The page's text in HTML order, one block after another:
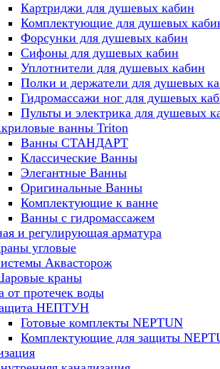
Картриджи для душевых кабин
Комплектующие для душевых
Форсунки для душевых кабин
Сифоны для душевых кабин
Уплотнители для душевых кабин
Полки и держатели для душевых
Гидромассажи ног для душевых
Пульты и электрика для душевых
ванны Triton
Ванны СТАНДАРТ
Классические Ванны
Элегантные Ванны
Оригинальные Ванны
Комплектующие к ванне
Ванны с гидромассажем
и регулирующая арматура
угловые
Аквасторож
краны
от протечек воды
НЕПТУН
Готовые комплекты NEPTUN
Комплектующие для защиты